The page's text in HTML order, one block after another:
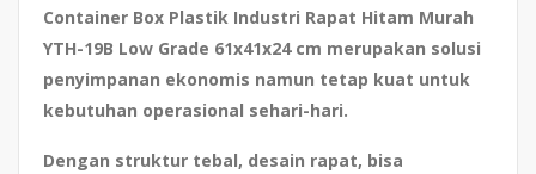
Container Box Plastik Industri Rapat Hitam Murah
YTH-19B Low Grade 61x41x24 cm merupakan solusi
penyimpanan ekonomis namun tetap kuat untuk
kebutuhan operasional sehari-hari.
Dengan struktur tebal, desain rapat, bisa